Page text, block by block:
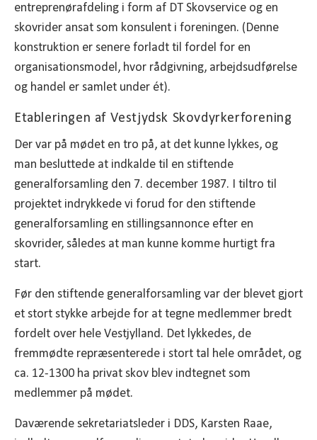
entreprenørafdeling i form af DT Skovservice og en
skovrider ansat som konsulent i foreningen. (Denne
konstruktion er senere forladt til fordel for en
organisationsmodel, hvor rådgivning, arbejdsudførelse
og handel er samlet under ét).
Etableringen af Vestjydsk Skovdyrkerforening
Der var på mødet en tro på, at det kunne lykkes, og
man besluttede at indkalde til en stiftende
generalforsamling den 7. december 1987. I tiltro til
projektet indrykkede vi forud for den stiftende
generalforsamling en stillingsannonce efter en
skovrider, således at man kunne komme hurtigt fra
start.
Før den stiftende generalforsamling var der blevet gjort
et stort stykke arbejde for at tegne medlemmer bredt
fordelt over hele Vestjylland. Det lykkedes, de
fremmødte repræsenterede i stort tal hele området, og
ca. 12-1300 ha privat skov blev indtegnet som
medlemmer på mødet.
Daværende sekretariatsleder i DDS, Karsten Raae,